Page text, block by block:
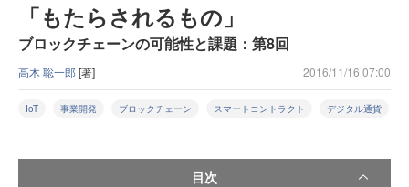
「もたらされるもの」
ブロックチェーンの可能性と課題：第8回
高木 聡一郎[著] 2016/11/16 07:00
IoT 事業開発 ブロックチェーン スマートコントラクト デジタル通貨
目次